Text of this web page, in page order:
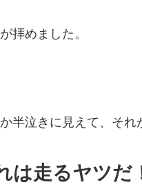
拝めました。
半泣きに見えて、それ
は走るヤツだ